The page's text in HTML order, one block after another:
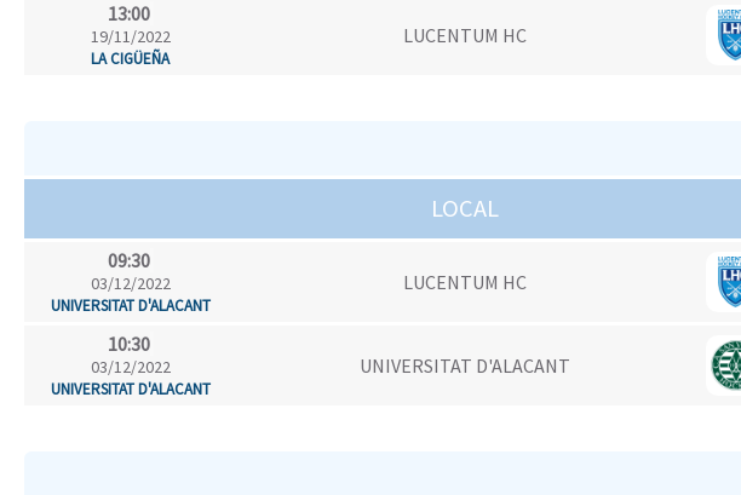
13:00
19/11/2022
LA CIGÜEÑA
LUCENTUM HC
LOCAL
09:30
03/12/2022
UNIVERSITAT D'ALACANT
LUCENTUM HC
10:30
03/12/2022
UNIVERSITAT D'ALACANT
UNIVERSITAT D'ALACANT